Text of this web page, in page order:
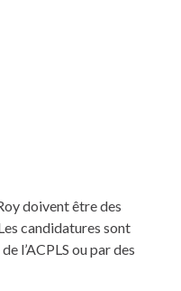
doivent être des
candidatures sont
l’ACPLS ou par des